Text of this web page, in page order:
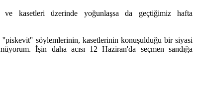
kasetleri üzerinde yoğunlaşsa da geçtiğimiz hafta
söylemlerinin, kasetlerinin konuşulduğu bir siyasi
İşin daha acısı 12 Haziran'da seçmen sandığa